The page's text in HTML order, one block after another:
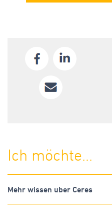
Ich möchte...
Mehr wissen uber Ceres